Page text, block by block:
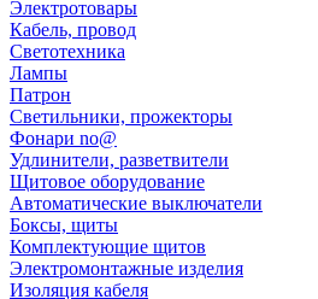
Электротовары
Кабель, провод
Светотехника
Лампы
Патрон
Светильники, прожекторы
Фонари no@
Удлинители, разветвители
Щитовое оборудование
Автоматические выключатели
Боксы, щиты
Комплектующие щитов
Электромонтажные изделия
Изоляция кабеля